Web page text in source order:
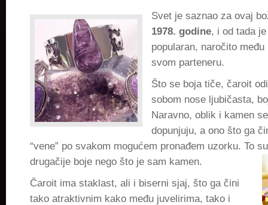
Svet je saznao za ovaj
1978. godine, i od tada
popularan, naročito
svom parteneru.
Što se boja tiče, čaroit
sobom nose ljubičasta,
Naravno, oblik i kamen
dopunjuju, a ono što ga
“vene” po svakom mogućem pronađem uzorku. To
drugačije boje nego što je sam kamen.
Čaroit ima staklast, ali i biserni sjaj, što ga čini
tako atraktivnim kako među juvelirima, tako i